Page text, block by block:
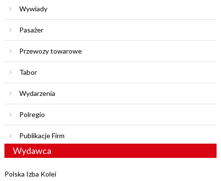
Wywiady
Pasażer
Przewozy towarowe
Tabor
Wydarzenia
Polregio
Publikacje Firm
Wydawca
Polska Izba Kolei